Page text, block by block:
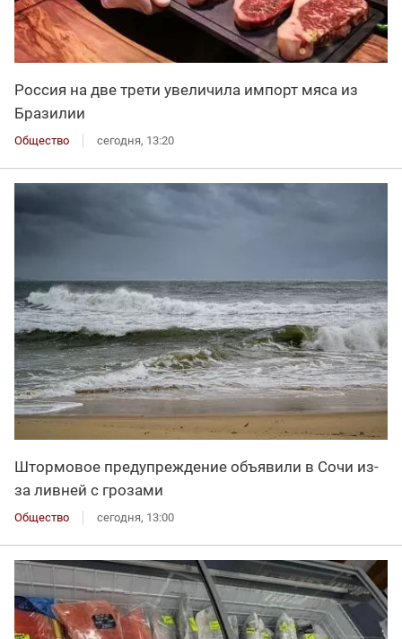
Россия на две трети увеличила импорт мяса из
Бразилии
Общество сегодня, 13:20
Штормовое предупреждение объявили в Сочи из-
за ливней с грозами
Общество сегодня, 13:00